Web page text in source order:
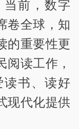
前，数字
卷全球，知
的重要性更
阅读工作，
读书、读好
现代化提供